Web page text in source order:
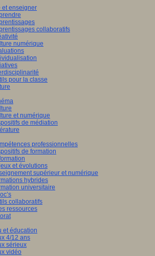
et enseigner
collaboratifs
numérique
pour la classe
et numérique
de médiation
professionnelles
de formation
et évolutions
supérieur et numérique
hybrides
universitaire
collaboratifs
ressources
et éducation
4/12 ans
sérieux
vidéo